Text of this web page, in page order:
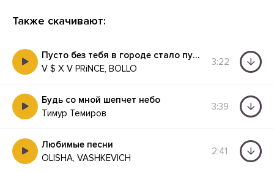
Также скачивают:
Пусто без тебя в городе стало пусто
V $ X V PRiNCE, BOLLO
3:22
Будь со мной шепчет небо
Тимур Темиров
3:39
Любимые песни
OLISHA, VASHKEVICH
2:41